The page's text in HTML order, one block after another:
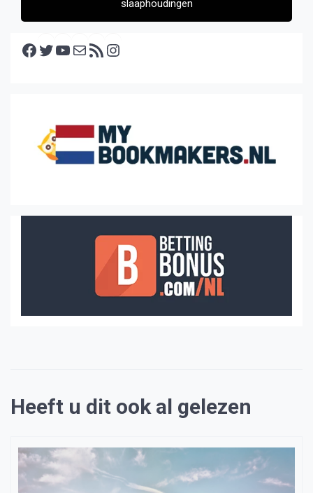
slaaphoudingen
Facebook Twitter YouTube E-mail RSS feed
Heeft u dit ook al gelezen